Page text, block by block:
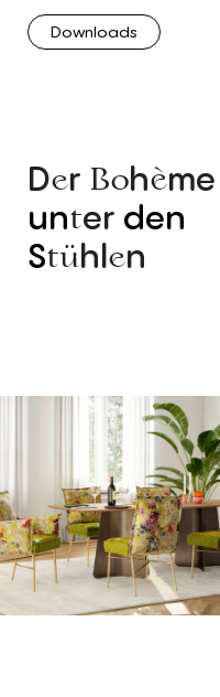
Downloads
Der Bohème
unter den
Stühlen